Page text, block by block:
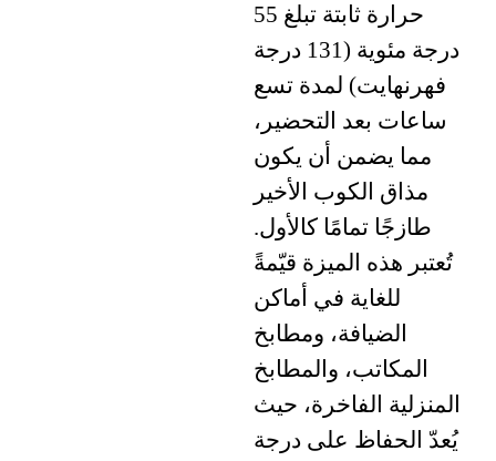
حرارة ثابتة تبلغ 55
درجة مئوية (131 درجة
فهرنهايت) لمدة تسع
ساعات بعد التحضير،
مما يضمن أن يكون
مذاق الكوب الأخير
طازجًا تمامًا كالأول.
تُعتبر هذه الميزة قيّمةً
للغاية في أماكن
الضيافة، ومطابخ
المكاتب، والمطابخ
المنزلية الفاخرة، حيث
يُعدّ الحفاظ على درجة